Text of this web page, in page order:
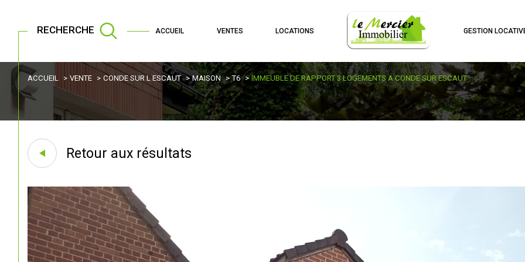
ACCUEIL VENTES LOCATIONS GESTION
RECHERCHE
ACCUEIL VENTE CONDE SUR L ESCAUT MAISON T6 IMMEUBLE DE RAPPORT 3 LOGEMENTS A CONDE SUR ESCAUT
Retour aux résultats